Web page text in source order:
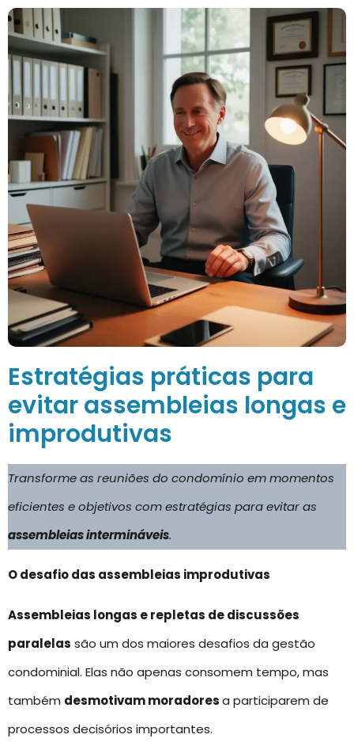
Estratégias práticas para
evitar assembleias longas e
improdutivas
Transforme as reuniões do condomínio em momentos
eficientes e objetivos com estratégias para evitar as
assembleias intermináveis.
O desafio das assembleias improdutivas
Assembleias longas e repletas de discussões
paralelas são um dos maiores desafios da gestão
condominial. Elas não apenas consomem tempo, mas
também desmotivam moradoresa participarem de
processos decisórios importantes.